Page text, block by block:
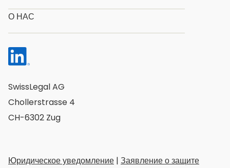
О НАС
SwissLegal AG
Chollerstrasse 4
CH-6302 Zug
Юридическое уведомление | Заявление о защите